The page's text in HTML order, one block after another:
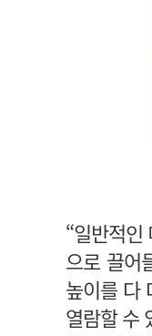
“일반적인
으로 끌어
높이를 다
열람할 수